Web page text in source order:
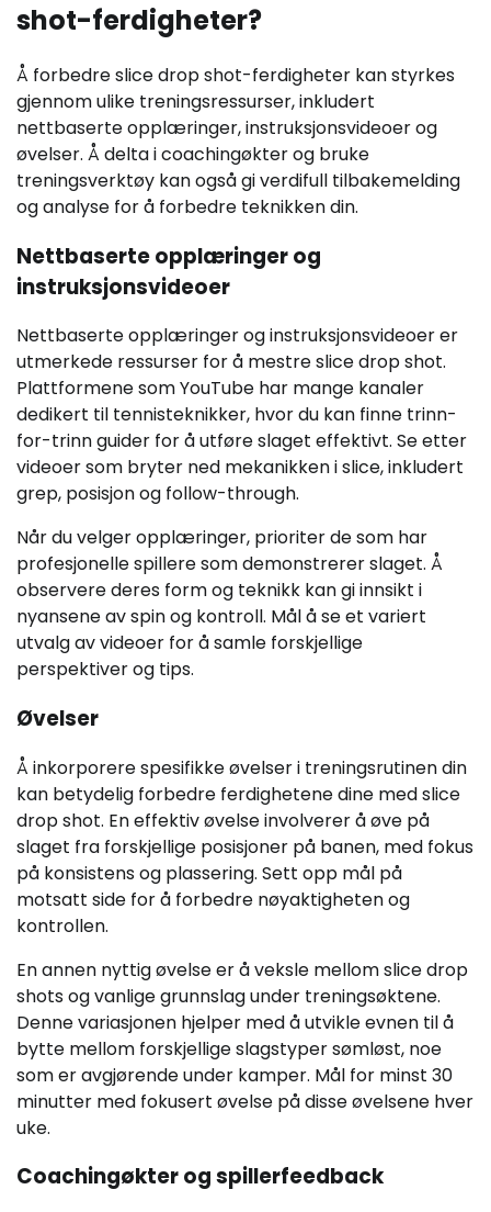
shot-ferdigheter?
Å forbedre slice drop shot-ferdigheter kan styrkes
gjennom ulike treningsressurser, inkludert
nettbaserte opplæringer, instruksjonsvideoer og
øvelser. Å delta i coachingøkter og bruke
treningsverktøy kan også gi verdifull tilbakemelding
og analyse for å forbedre teknikken din.
Nettbaserte opplæringer og
instruksjonsvideoer
Nettbaserte opplæringer og instruksjonsvideoer er
utmerkede ressurser for å mestre slice drop shot.
Plattformene som YouTube har mange kanaler
dedikert til tennisteknikker, hvor du kan finne trinn-
for-trinn guider for å utføre slaget effektivt. Se etter
videoer som bryter ned mekanikken i slice, inkludert
grep, posisjon og follow-through.
Når du velger opplæringer, prioriter de som har
profesjonelle spillere som demonstrerer slaget. Å
observere deres form og teknikk kan gi innsikt i
nyansene av spin og kontroll. Mål å se et variert
utvalg av videoer for å samle forskjellige
perspektiver og tips.
Øvelser
Å inkorporere spesifikke øvelser i treningsrutinen din
kan betydelig forbedre ferdighetene dine med slice
drop shot. En effektiv øvelse involverer å øve på
slaget fra forskjellige posisjoner på banen, med fokus
på konsistens og plassering. Sett opp mål på
motsatt side for å forbedre nøyaktigheten og
kontrollen.
En annen nyttig øvelse er å veksle mellom slice drop
shots og vanlige grunnslag under treningsøktene.
Denne variasjonen hjelper med å utvikle evnen til å
bytte mellom forskjellige slagstyper sømløst, noe
som er avgjørende under kamper. Mål for minst 30
minutter med fokusert øvelse på disse øvelsene hver
uke.
Coachingøkter og spillerfeedback